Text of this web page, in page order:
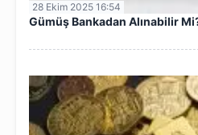
28 Ekim 2025 16:54
Gümüş Bankadan Alınabilir